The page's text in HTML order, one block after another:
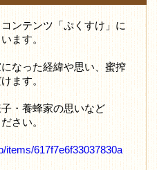
ンテンツ「ぷくすけ」に
ます。
なった経緯や思い、蜜搾
ます。
・養蜂家の思いなど
さい。
items/617f7e6f33037830a